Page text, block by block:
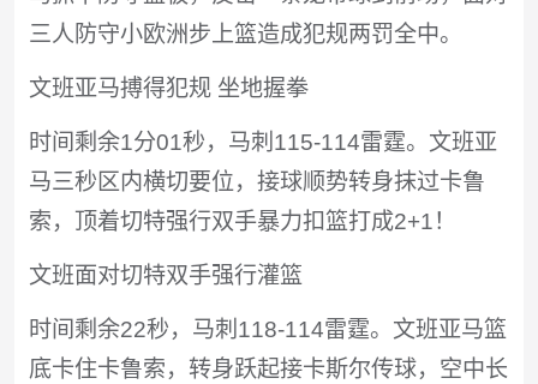
三人防守小欧洲步上篮造成犯规两罚全中。
文班亚马搏得犯规 坐地握拳
时间剩余1分01秒，马刺115-114雷霆。文班亚
马三秒区内横切要位，接球顺势转身抹过卡鲁
索，顶着切特强行双手暴力扣篮打成2+1！
文班面对切特双手强行灌篮
时间剩余22秒，马刺118-114雷霆。文班亚马篮
底卡住卡鲁索，转身跃起接卡斯尔传球，空中长